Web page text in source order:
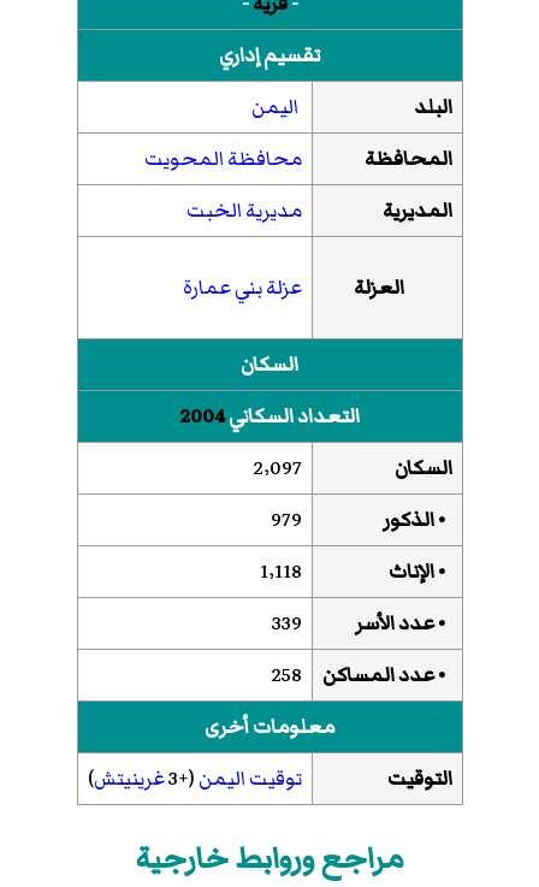
تقسيم إداري
البلد
اليمن
المحافظة
محافظة المحويت
المديرية
مديرية الخبت
العزلة عزلة بني عمارة
السكان
التعداد السكاني2004
السكان
2٬097
• الذكور
979
• الإناث
1٬118
• عدد الأسر
339
• عدد المساكن
258
معلومات أخرى
التوقيت
توقيت اليمن(+3 غرينيتش)
مراجع وروابط خارجية